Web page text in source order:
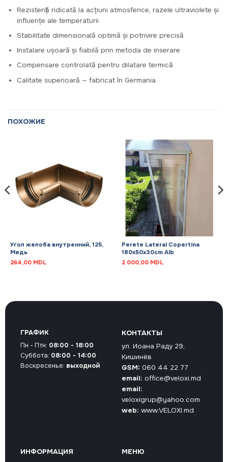
Rezistență ridicată la acțiuni atmosferice, razele ultraviolete și
influențe ale temperaturii
Stabilitate dimensională optimă și potrivire precisă
Instalare ușoară și fiabilă prin metoda de inserare
Compensare controlată pentru dilatare termică
Calitate superioară — fabricat în Germania
ПОХОЖИЕ
Угол желоба внутренний, 125,
Медь
264,00 MDL
Perete Lateral Copertina
180x50x30cm Alb
2 000,00 MDL
КОНТАКТЫ
ул. Иоана Раду 29,
Кишинёв
GSM: 060 44 22 77
email: office@veloxi.md
email:
veloxigrup@yahoo.com
web: www.VELOXI.md
ИНФОРМАЦИЯ МЕНЮ
ГРАФИК
Пн - Птн: 08:00 - 18:00
Суббота: 08:00 - 14:00
Воскресенье: выходной